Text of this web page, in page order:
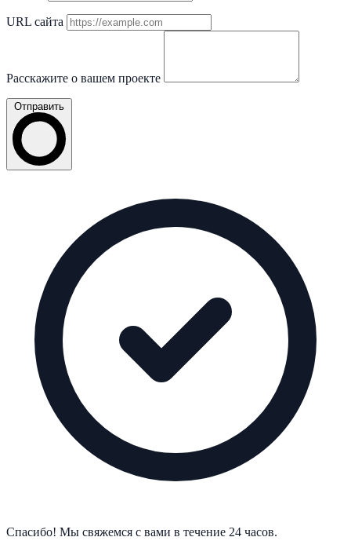
URL сайта
Расскажите о вашем проекте
Отправить
Спасибо! Мы свяжемся с вами в течение 24 часов.